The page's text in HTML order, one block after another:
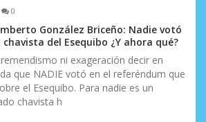
0
González Briceño: Nadie votó
del Esequibo ¿Y ahora qué?
ni exageración decir en
que NADIE votó en el referéndum que
el Esequibo. Para nadie es un
chavista h